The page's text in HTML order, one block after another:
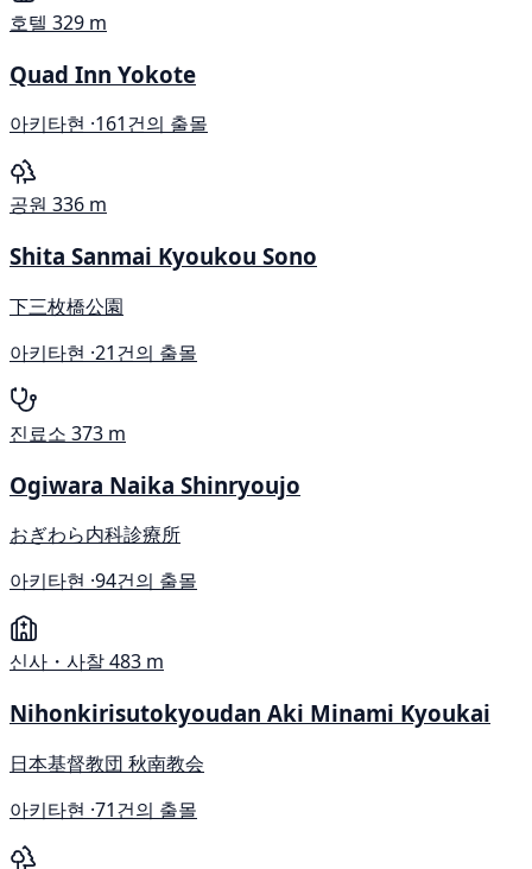
호텔 329 m
Quad Inn Yokote
아키타현 ·161건의 출몰
공원 336 m
Shita Sanmai Kyoukou Sono
下三枚橋公園
아키타현 ·21건의 출몰
진료소 373 m
Ogiwara Naika Shinryoujo
おぎわら内科診療所
아키타현 ·94건의 출몰
신사・사찰483 m
Nihonkirisutokyoudan Aki Minami Kyoukai
日本基督教団 秋南教会
아키타현 ·71건의 출몰